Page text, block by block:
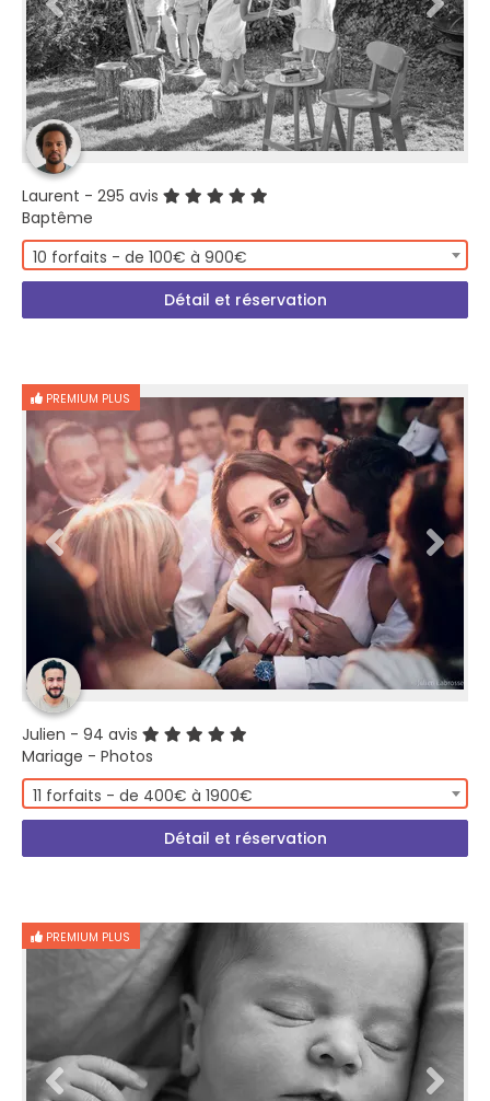
Laurent - 295 avis
Baptême
10 forfaits - de 100€ à 900€
Détail et réservation
PREMIUM PLUS
Julien - 94 avis
Mariage - Photos
11 forfaits - de 400€ à 1900€
Détail et réservation
PREMIUM PLUS